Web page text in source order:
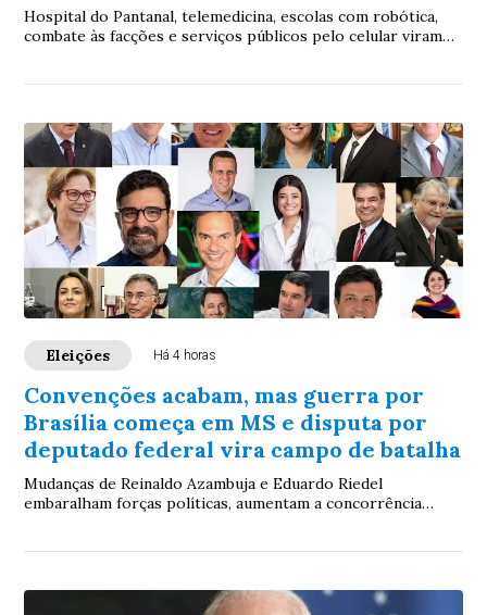
Hospital do Pantanal, telemedicina, escolas com robótica,
combate às facções e serviços públicos pelo celular viram
Eleições Há 4 horas
Convenções acabam, mas guerra por
Brasília começa em MS e disputa por
deputado federal vira campo de batalha
Mudanças de Reinaldo Azambuja e Eduardo Riedel
embaralham forças políticas, aumentam a concorrência